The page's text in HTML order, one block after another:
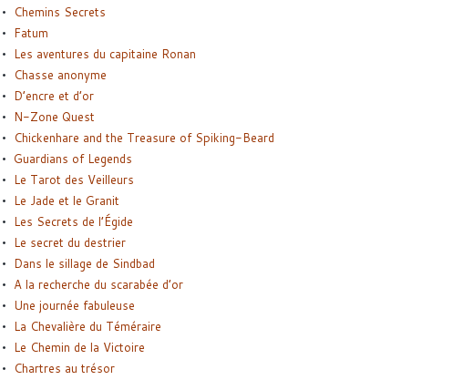
Chemins Secrets
Fatum
Les aventures du capitaine Ronan
Chasse anonyme
D’encre et d’or
N-Zone Quest
Chickenhare and the Treasure of Spiking-Beard
Guardians of Legends
Le Tarot des Veilleurs
Le Jade et le Granit
Les Secrets de l’Égide
Le secret du destrier
Dans le sillage de Sindbad
A la recherche du scarabée d’or
Une journée fabuleuse
La Chevalière du Téméraire
Le Chemin de la Victoire
Chartres au trésor